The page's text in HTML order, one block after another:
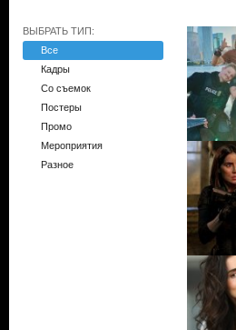
ВЫБРАТЬ ТИП:
Все
Кадры
Со съемок
Постеры
Промо
Мероприятия
Разное